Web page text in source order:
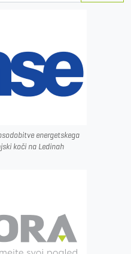
energetskega
koči na Ledinah